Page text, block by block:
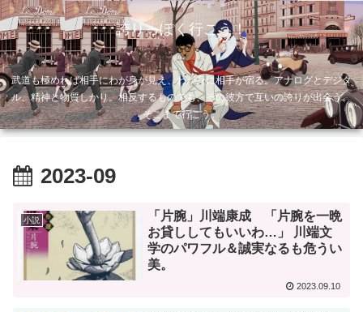
誇りっぽく行こう！
武道も極めれば相手にわが身が見え、わが身に相手が宿る。アナログとデジタ
ル、精神と物質しかり。相反するものでも、その彼方で互いの誇りが出会う。
そこまで行こう。
2023-09
小説
「片腕」川端康成 「片腕を一晩
お貸ししてもいいわ…」 川端文
学のパワフル＆誠実なるも危うい
美。
2023.09.10